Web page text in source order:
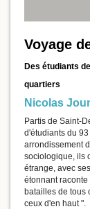
Voyage
Des étudiants
quartiers
Nicolas
Partis de Saint-
d'étudiants du
arrondissement
sociologique, ils
étrange, avec
étonnant
batailles de tous
ceux d'en haut ".